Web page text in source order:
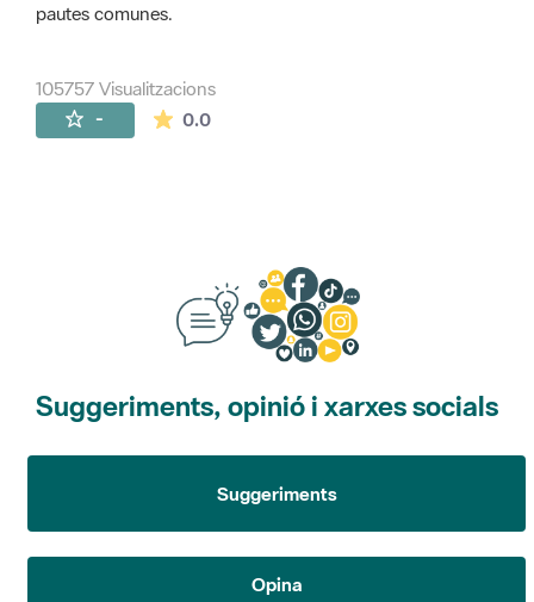
pautes comunes.
105757 Visualitzacions
- 0.0La mitjana de les valoracions és de 0
Suggeriments, opinió i xarxes socials
Suggeriments
Opina